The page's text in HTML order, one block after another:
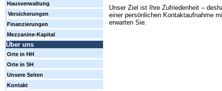
Unser Ziel ist Ihre Zufriedenheit –
einer persönlichen Kontaktaufnahme
erwarten Sie.
Hausverwaltung
Versicherungen
Finanzierungen
Mezzanine-Kapital
Über uns
Orte in HH
Orte in SH
Unsere Seiten
Kontakt